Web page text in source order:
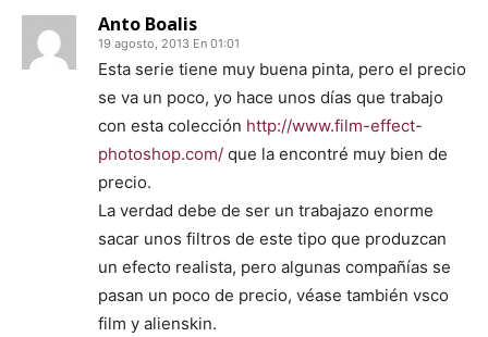
Anto Boalis
19 agosto, 2013 En 01:01
Esta serie tiene muy buena pinta, pero el precio
se va un poco, yo hace unos días que trabajo
con esta colección http://www.film-effect-
photoshop.com/ que la encontré muy bien de
precio.
La verdad debe de ser un trabajazo enorme
sacar unos filtros de este tipo que produzcan
un efecto realista, pero algunas compañías se
pasan un poco de precio, véase también vsco
film y alienskin.